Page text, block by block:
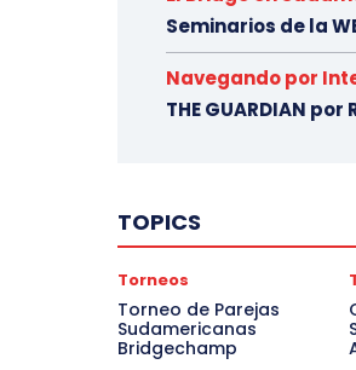
Seminarios de la
Navegando por
THE GUARDIAN por
TOPICS
Torneos
Torneo de Parejas
Sudamericanas
Bridgechamp